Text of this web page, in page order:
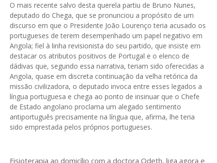
O mais recente salvo desta querela partiu de Bruno Nunes,
deputado do Chega, que se pronunciou a propósito de um
discurso em que o Presidente João Lourenço teria acusado os
portugueses de terem desempenhado um papel negativo em
Angola; fiel à linha revisionista do seu partido, que insiste em
destacar os atributos positivos de Portugal e o elenco de
dádivas que, segundo essa narrativa, teriam sido oferecidas a
Angola, quase em discreta continuação da velha retórica da
missão civilizadora, o deputado invoca entre esses legados a
língua portuguesa e chega ao ponto de insinuar que o Chefe
de Estado angolano proclama um alegado sentimento
antiportuguês precisamente na língua que, afirma, lhe teria
sido emprestada pelos próprios portugueses.
Fisioterapia ao domicílio com a doctora Odeth, liga agora e